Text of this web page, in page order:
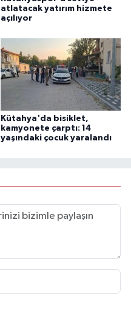
atlatacak yatırım hizmete
açılıyor
Kütahya'da bisiklet,
kamyonete çarptı: 14
yaşındaki çocuk yaralandı